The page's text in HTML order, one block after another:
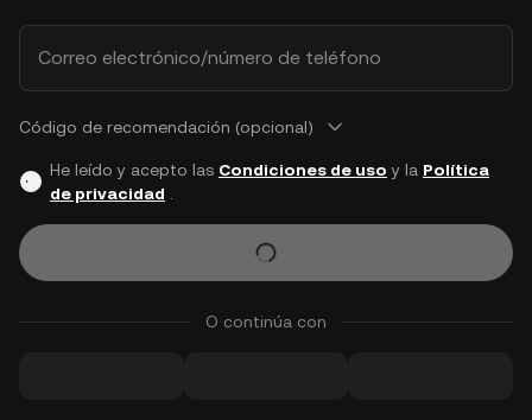
Correo electrónico/número de teléfono
Código de recomendación (opcional)
He leído y acepto las Condiciones de uso y la Política
de privacidad
O continúa con